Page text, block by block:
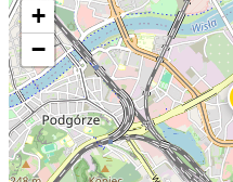
+
−